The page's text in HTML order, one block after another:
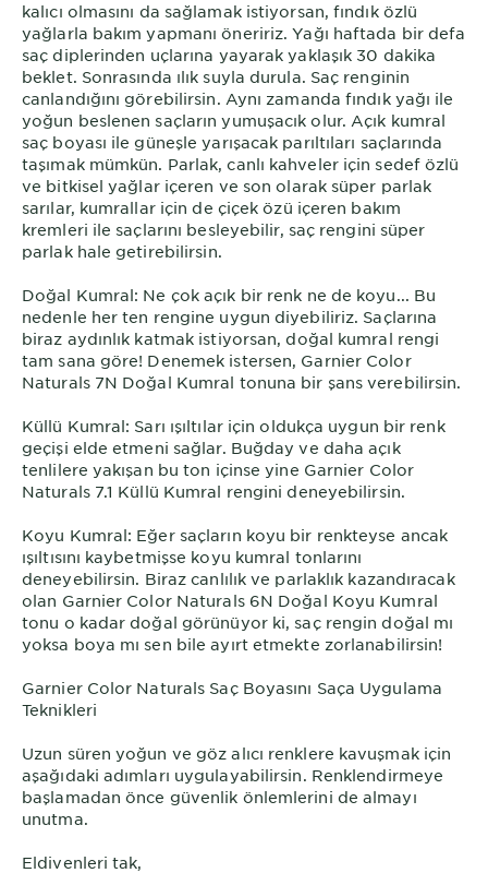
kalıcı olmasını da sağlamak istiyorsan, fındık özlü
yağlarla bakım yapmanı öneririz. Yağı haftada bir defa
saç diplerinden uçlarına yayarak yaklaşık 30 dakika
beklet. Sonrasında ılık suyla durula. Saç renginin
canlandığını görebilirsin. Aynı zamanda fındık yağı ile
yoğun beslenen saçların yumuşacık olur. Açık kumral
saç boyası ile güneşle yarışacak parıltıları saçlarında
taşımak mümkün. Parlak, canlı kahveler için sedef özlü
ve bitkisel yağlar içeren ve son olarak süper parlak
sarılar, kumrallar için de çiçek özü içeren bakım
kremleri ile saçlarını besleyebilir, saç rengini süper
parlak hale getirebilirsin.
Doğal Kumral: Ne çok açık bir renk ne de koyu... Bu
nedenle her ten rengine uygun diyebiliriz. Saçlarına
biraz aydınlık katmak istiyorsan, doğal kumral rengi
tam sana göre! Denemek istersen, Garnier Color
Naturals 7N Doğal Kumral tonuna bir şans verebilirsin.
Küllü Kumral: Sarı ışıltılar için oldukça uygun bir renk
geçişi elde etmeni sağlar. Buğday ve daha açık
tenlilere yakışan bu ton içinse yine Garnier Color
Naturals 7.1 Küllü Kumral rengini deneyebilirsin.
Koyu Kumral: Eğer saçların koyu bir renkteyse ancak
ışıltısını kaybetmişse koyu kumral tonlarını
deneyebilirsin. Biraz canlılık ve parlaklık kazandıracak
olan Garnier Color Naturals 6N Doğal Koyu Kumral
tonu o kadar doğal görünüyor ki, saç rengin doğal mı
yoksa boya mı sen bile ayırt etmekte zorlanabilirsin!
Garnier Color Naturals Saç Boyasını Saça Uygulama
Teknikleri
Uzun süren yoğun ve göz alıcı renklere kavuşmak için
aşağıdaki adımları uygulayabilirsin. Renklendirmeye
başlamadan önce güvenlik önlemlerini de almayı
unutma.
Eldivenleri tak,